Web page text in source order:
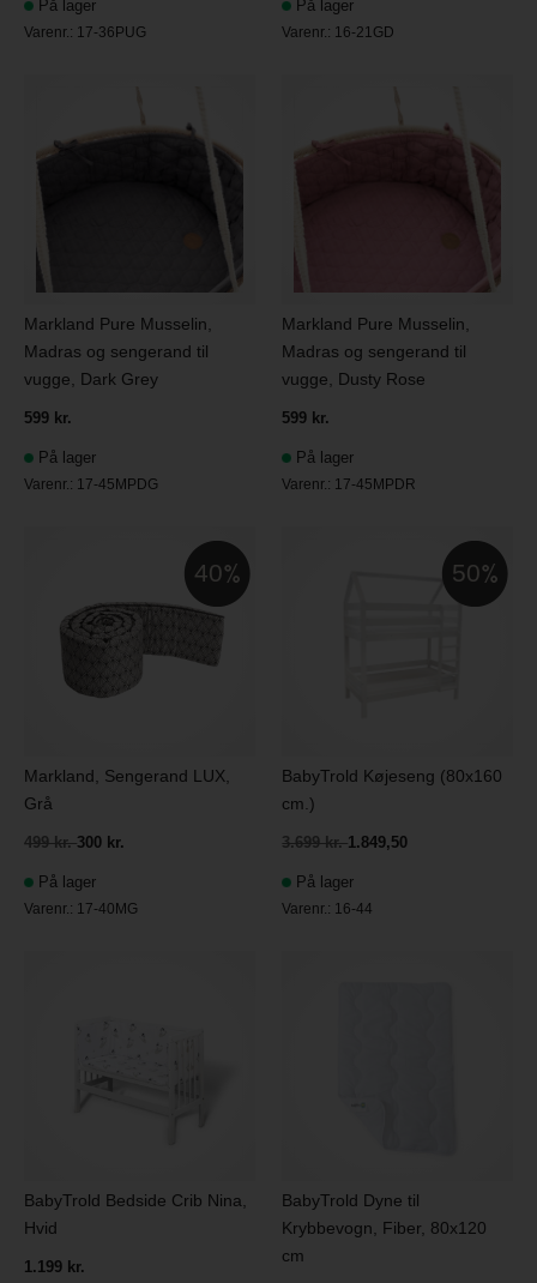
På lager
Varenr.: 17-36PUG
På lager
Varenr.: 16-21GD
Markland Pure Musselin,
Madras og sengerand til
vugge, Dark Grey
599 kr.
På lager
Varenr.: 17-45MPDG
Markland Pure Musselin,
Madras og sengerand til
vugge, Dusty Rose
599 kr.
På lager
Varenr.: 17-45MPDR
40
Markland, Sengerand LUX,
Grå
499 kr.300 kr.
På lager
Varenr.: 17-40MG
50
BabyTrold Køjeseng (80x160
cm.)
3.699 kr.1.849,50
På lager
Varenr.: 16-44
BabyTrold Bedside Crib Nina,
Hvid
1.199 kr.
BabyTrold Dyne til
Krybbevogn, Fiber, 80x120
cm